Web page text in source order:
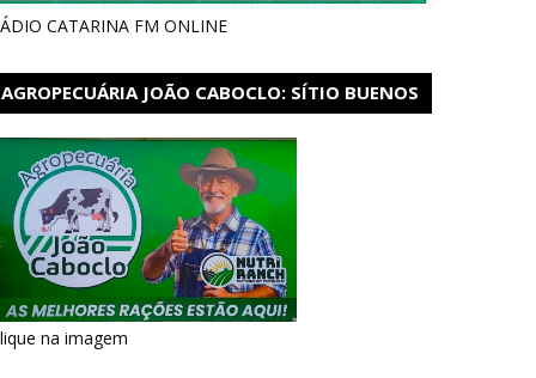
CATARINA FM ONLINE
AGROPECUÁRIA JOÃO CABOCLO: SÍTIO BUENOS
na imagem